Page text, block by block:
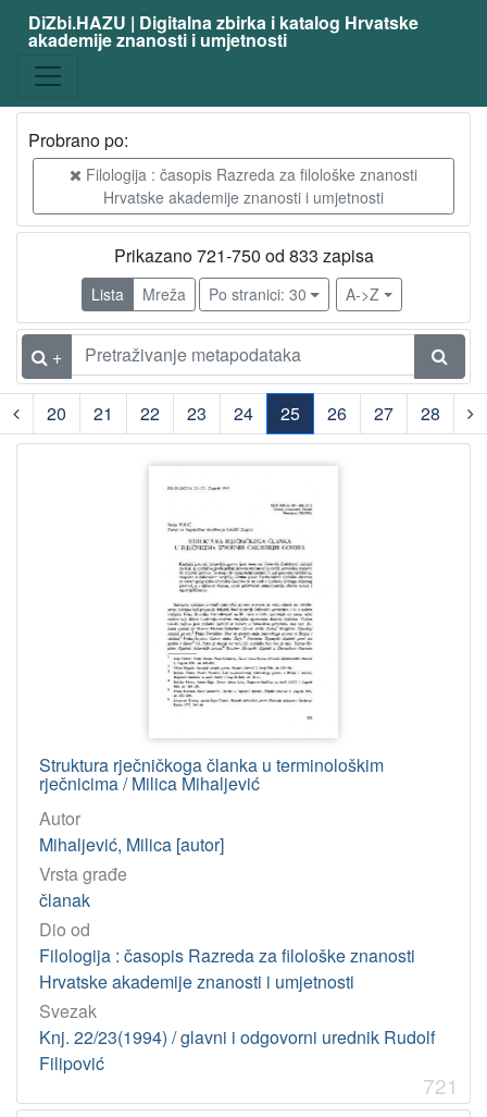
DiZbi.HAZU | Digitalna zbirka i katalog Hrvatske
akademije znanosti i umjetnosti
Probrano po:
Filologija : časopis Razreda za filološke znanosti
Hrvatske akademije znanosti i umjetnosti
Prikazano 721-750 od 833 zapisa
Lista Mreža Po stranici: 30 A->Z
+
20 21 22 23 24
25
(current)
26 27 28
Struktura rječničkoga članka u terminološkim
rječnicima / Milica Mihaljević
Autor
Mihaljević, Milica [autor]
Vrsta građe
članak
Dio od
Filologija : časopis Razreda za filološke znanosti
Hrvatske akademije znanosti i umjetnosti
Svezak
Knj. 22/23(1994) / glavni i odgovorni urednik Rudolf
Filipović
721